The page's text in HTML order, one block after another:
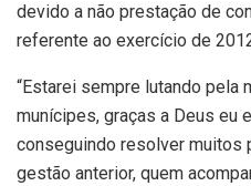
devido a não prestação de
referente ao exercício de
“Estarei sempre lutando pela
munícipes, graças a Deus eu
conseguindo resolver muitos
gestão anterior, quem